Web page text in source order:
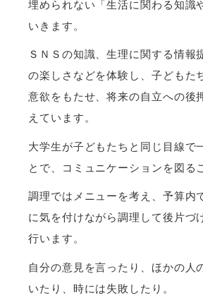
埋められない「生活に関わる知識
いきます。
ＳＮＳの知識、生理に関する情報
の楽しさなどを体験し、子どもた
意欲をもたせ、将来の自立への後
えています。
大学生が子どもたちと同じ目線で
とで、コミュニケーションを図る
調理ではメニューを考え、予算内
に気を付けながら調理して後片づ
行います。
自分の意見を言ったり、ほかの人
いたり、時には失敗したり。